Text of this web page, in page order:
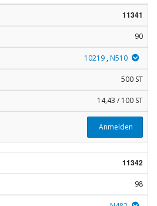
11341
90
10219 , N510
500 ST
14,43 / 100 ST
Anmelden
11342
98